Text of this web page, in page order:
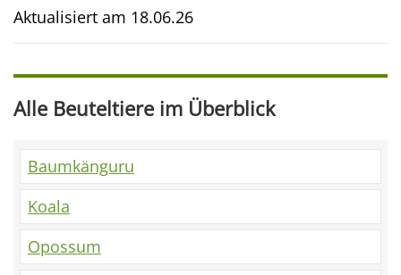
Aktualisiert am 18.06.26
Alle Beuteltiere im Überblick
Baumkänguru
Koala
Opossum